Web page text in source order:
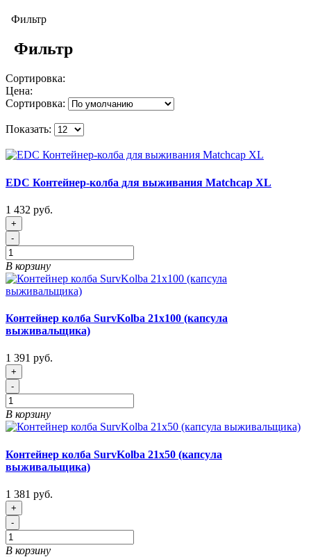
Фильтр
Фильтр
Сортировка:
Цена:
Сортировка:
Показать:
EDC Контейнер-колба для выживания Matchcap XL
1 432 руб.
+
-
В корзину
Контейнер колба SurvKolba 21х100 (капсула
выживальщика)
1 391 руб.
+
-
В корзину
Контейнер колба SurvKolba 21х50 (капсула
выживальщика)
1 381 руб.
+
-
В корзину